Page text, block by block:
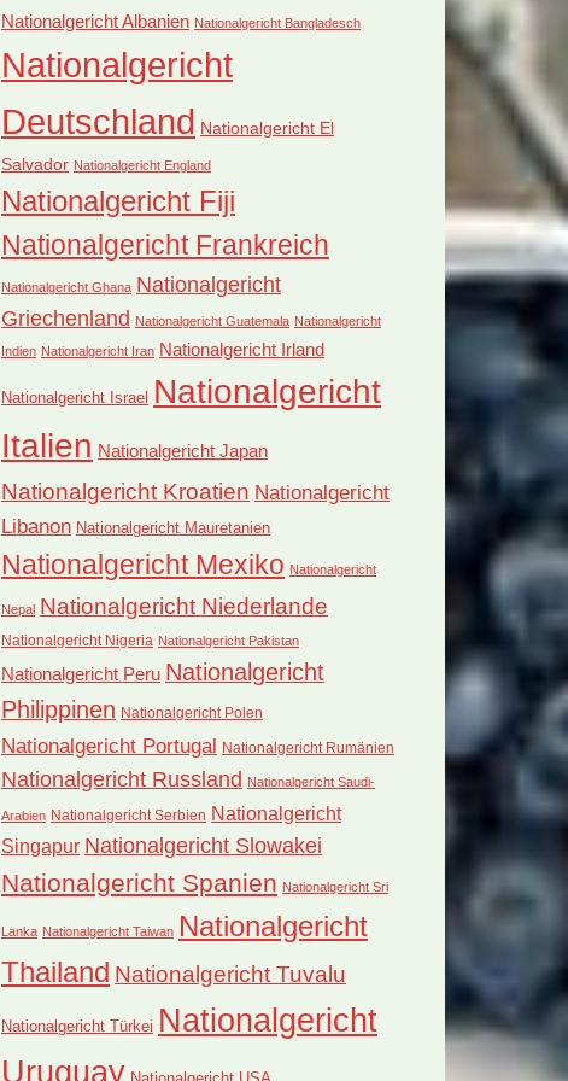
Nationalgericht Albanien Nationalgericht Bangladesch
Nationalgericht
Deutschland Nationalgericht El
Salvador Nationalgericht England
Nationalgericht Fiji
Nationalgericht Frankreich
Nationalgericht Ghana Nationalgericht
Griechenland Nationalgericht Guatemala Nationalgericht
Indien Nationalgericht Iran Nationalgericht Irland
Nationalgericht Israel Nationalgericht
Italien Nationalgericht Japan
Nationalgericht Kroatien Nationalgericht
Libanon Nationalgericht Mauretanien
Nationalgericht Mexiko Nationalgericht
Nepal Nationalgericht Niederlande
Nationalgericht Nigeria Nationalgericht Pakistan
Nationalgericht Peru Nationalgericht
Philippinen Nationalgericht Polen
Nationalgericht Portugal Nationalgericht Rumänien
Nationalgericht Russland Nationalgericht Saudi-
Arabien Nationalgericht Serbien Nationalgericht
Singapur Nationalgericht Slowakei
Nationalgericht Spanien Nationalgericht Sri
Lanka Nationalgericht Taiwan Nationalgericht
Thailand Nationalgericht Tuvalu
Nationalgericht Türkei Nationalgericht
Uruguay